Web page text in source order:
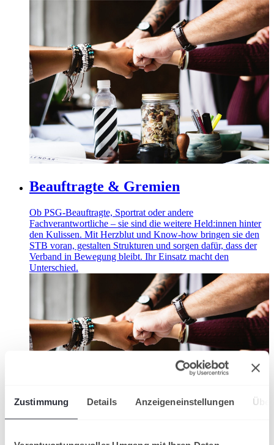
Zustimmung Details Anzeigeneinstellungen
Beauftragte & Gremien
Ob PSG-Beauftragte, Sportrat oder andere
Fachverantwortliche – sie sind die weitere Held:innen hinter
den Kulissen. Mit Herzblut und Know-how bringen sie den
STB voran, gestalten Strukturen und sorgen dafür, dass der
Verband in Bewegung bleibt. Ihr Einsatz macht den
Unterschied.